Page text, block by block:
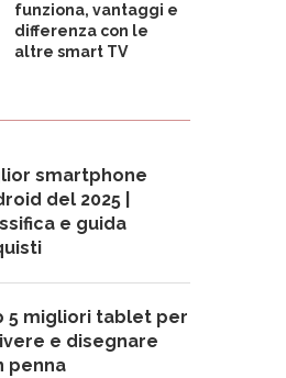
funziona, vantaggi e
differenza con le
altre smart TV
smartphone
del 2025 |
e guida
5 migliori tablet per
e disegnare
penna